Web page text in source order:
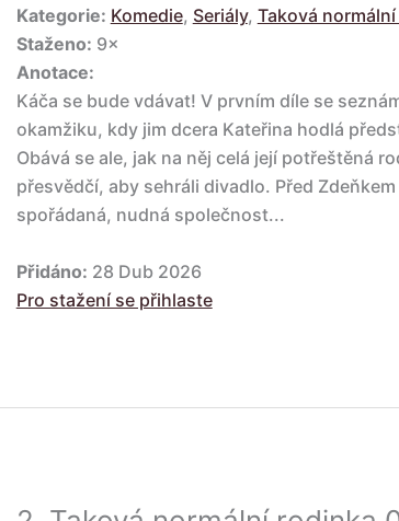
Kategorie: Komedie, Seriály, Taková
Staženo: 9×
Anotace:
Káča se bude vdávat! V prvním díle se
okamžiku, kdy jim dcera Kateřina hodlá
Obává se ale, jak na něj celá její potřeštěná
přesvědčí, aby sehráli divadlo. Před
spořádaná, nudná společnost...
Přidáno: 28 Dub 2026
Pro stažení se přihlaste